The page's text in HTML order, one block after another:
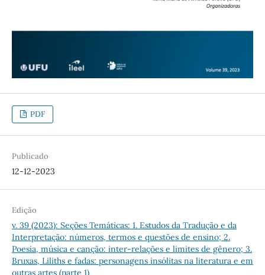
PDF
Publicado
12-12-2023
Edição
v. 39 (2023): Seções Temáticas: 1. Estudos da Tradução e da
Interpretação: números, termos e questões de ensino; 2.
Poesia, música e canção: inter-relações e limites de gênero; 3.
Bruxas, Liliths e fadas: personagens insólitas na literatura e em
outras artes (parte 1)